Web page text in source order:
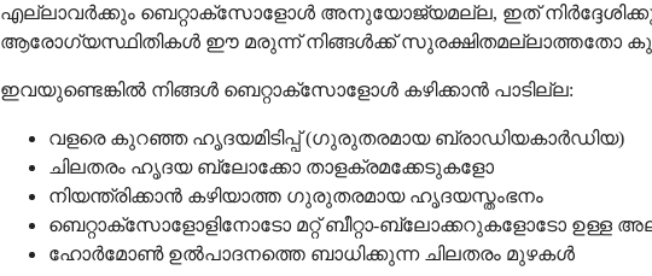
എല്ലാവർക്കും ബെറ്റാക്സോളോൾ അനുയോജ്യമല്ല, ഇത്
ആരോഗ്യസ്ഥിതികൾ ഈ മരുന്ന് നിങ്ങൾക്ക് സുരക്ഷിതമല്ലാത്തതോ
ഇവയുണ്ടെങ്കിൽ നിങ്ങൾ ബെറ്റാക്സോളോൾ കഴിക്കാൻ പാടില്ല:
വളരെ കുറഞ്ഞ ഹൃദയമിടിപ്പ് (ഗുരുതരമായ ബ്രാഡിയകാർഡിയ)
ചിലതരം ഹൃദയ ബ്ലോക്കോ താളക്രമക്കേടുകളോ
നിയന്ത്രിക്കാൻ കഴിയാത്ത ഗുരുതരമായ ഹൃദയസ്തംഭനം
ബെറ്റാക്സോളോളിനോടോ മറ്റ് ബീറ്റാ-ബ്ലോക്കറുകളോടോ ഉള്ള
ഹോർമോൺ ഉൽപാദനത്തെ ബാധിക്കുന്ന ചിലതരം മുഴകൾ